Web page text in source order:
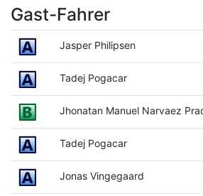
Gast-Fahrer
Jasper Philipsen
Tadej Pogacar
Jhonatan Manuel Narvaez
Tadej Pogacar
Jonas Vingegaard